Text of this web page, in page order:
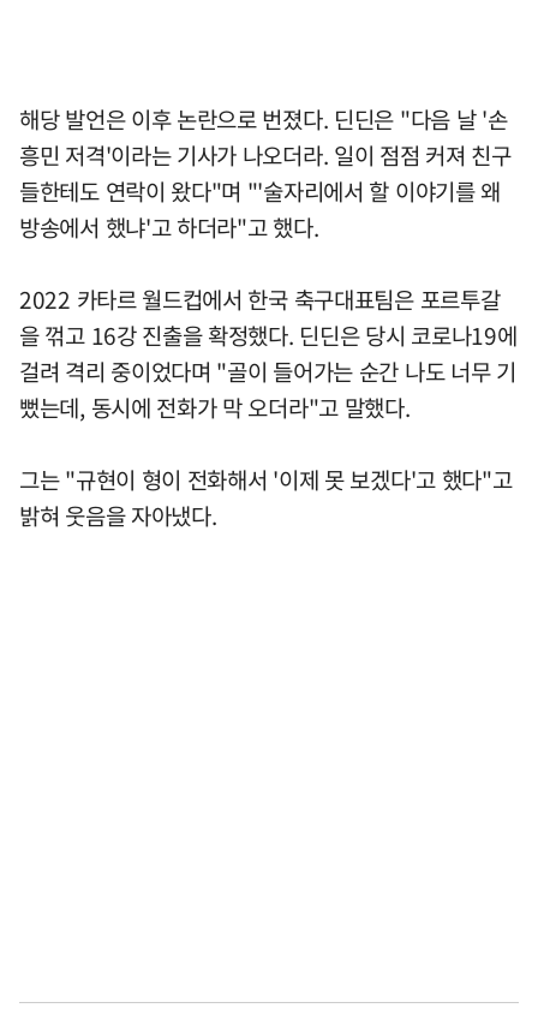
해당 발언은 이후 논란으로 번졌다. 딘딘은 "다음 날 '손
흥민 저격'이라는 기사가 나오더라. 일이 점점 커져 친구
들한테도 연락이 왔다"며 "'술자리에서 할 이야기를 왜
방송에서 했냐'고 하더라"고 했다.
2022 카타르 월드컵에서 한국 축구대표팀은 포르투갈
을 꺾고 16강 진출을 확정했다. 딘딘은 당시 코로나19에
걸려 격리 중이었다며 "골이 들어가는 순간 나도 너무 기
뻤는데, 동시에 전화가 막 오더라"고 말했다.
그는 "규현이 형이 전화해서 '이제 못 보겠다'고 했다"고
밝혀 웃음을 자아냈다.